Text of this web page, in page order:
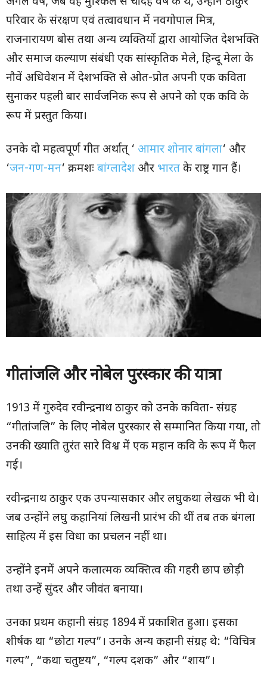
परिवार के संरक्षण एवं तत्वावधान में नवगोपाल मित्र,
राजनारायण बोस तथा अन्य व्यक्तियों द्वारा आयोजित देशभक्ति
और समाज कल्याण संबंधी एक सांस्कृतिक मेले, हिन्दू मेला के
नौवें अधिवेशन में देशभक्ति से ओत-प्रोत अपनी एक कविता
सुनाकर पहली बार सार्वजनिक रूप से अपने को एक कवि के
रूप में प्रस्तुत किया।
उनके दो महत्वपूर्ण गीत अर्थात् ‘ आमार शोनार बांगला‘ और
‘जन-गण-मन‘ क्रमशः बांग्लादेश और भारत के राष्ट्र गान हैं।
गीतांजलि और नोबेल पुरस्कार की यात्रा
1913 में गुरुदेव रवीन्द्रनाथ ठाकुर को उनके कविता- संग्रह
“गीतांजलि” के लिए नोबेल पुरस्कार से सम्मानित किया गया, तो
उनकी ख्याति तुरंत सारे विश्व में एक महान कवि के रूप में फैल
गई।
रवीन्द्रनाथ ठाकुर एक उपन्यासकार और लघुकथा लेखक भी थे।
जब उन्होंने लघु कहानियां लिखनी प्रारंभ की थीं तब तक बंगला
साहित्य में इस विधा का प्रचलन नहीं था।
उन्होंने इनमें अपने कलात्मक व्यक्तित्व की गहरी छाप छोड़ी
तथा उन्हें सुंदर और जीवंत बनाया।
उनका प्रथम कहानी संग्रह 1894 में प्रकाशित हुआ। इसका
शीर्षक था “छोटा गल्प”। उनके अन्य कहानी संग्रह थे: “विचित्र
गल्प”, “कथा चतुष्टय”, “गल्प दशक” और “शाय”।